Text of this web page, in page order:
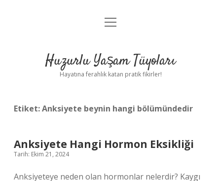
Anasayfa
Yasal Uyarı
menüyü
Huzurlu Yaşam Tüyoları
Hayatına ferahlık katan pratik fikirler!
Etiket:Anksiyete beynin hangi bölümündedir
Anksiyete Hangi Hormon Eksikliği
Tarih: Ekim 21, 2024
Anksiyeteye neden olan hormonlar nelerdir? Kaygı